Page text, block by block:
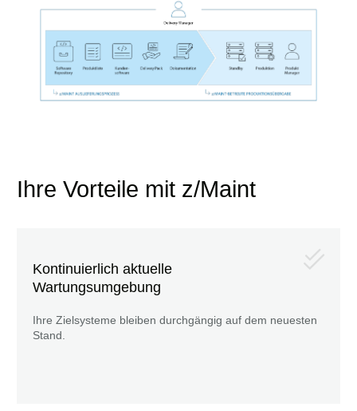
Ihre Vorteile mit z/Maint
Kontinuierlich aktuelle
Wartungsumgebung
Ihre Zielsysteme bleiben durchgängig auf dem neuesten
Stand.